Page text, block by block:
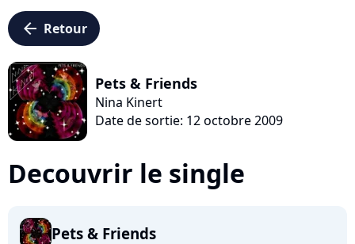
arrow_left Retour
Pets & Friends
Nina Kinert
Date de sortie: 12 octobre 2009
Decouvrir le single
Pets & Friends